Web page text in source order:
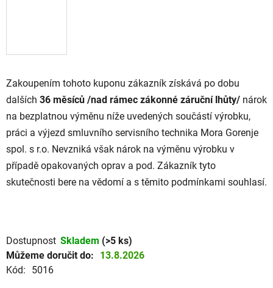
Zakoupením tohoto kuponu zákazník získává po dobu
dalších 36 měsíců /nad rámec zákonné záruční lhůty/ nárok
na bezplatnou výměnu níže uvedených součástí výrobku,
práci a výjezd smluvního servisního technika Mora Gorenje
spol. s r.o. Nevzniká však nárok na výměnu výrobku v
případě opakovaných oprav a pod. Zákazník tyto
skutečnosti bere na vědomí a s těmito podmínkami souhlasí.
Dostupnost Skladem (>5 ks)
Můžeme doručit do:
13.8.2026
Kód:
5016